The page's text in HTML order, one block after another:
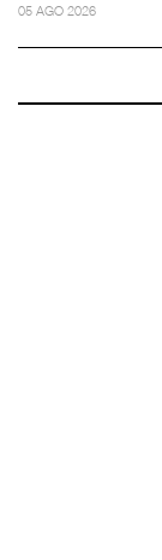
05 AGO 2026